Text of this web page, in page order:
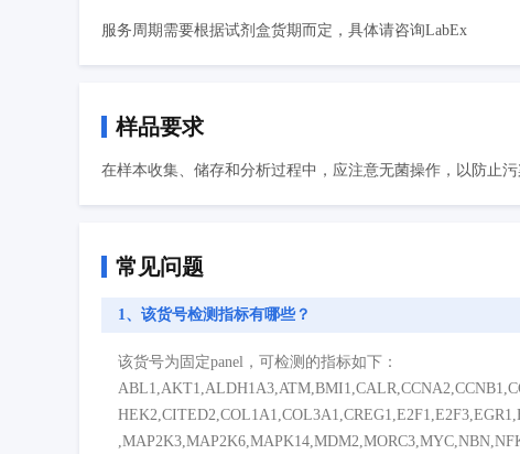
服务周期需要根据试剂盒货期而定，具体请咨询LabEx
样品要求
在样本收集、储存和分析过程中，应注意无菌操作，以防止
常见问题
1、该货号检测指标有哪些？
该货号为固定panel，可检测的指标如下：